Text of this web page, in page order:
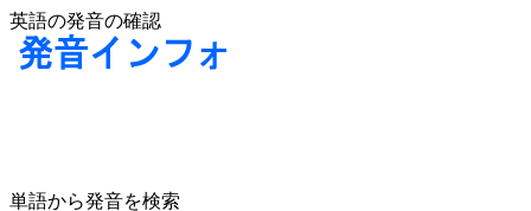
英語の発音の確認
単語から発音を検索